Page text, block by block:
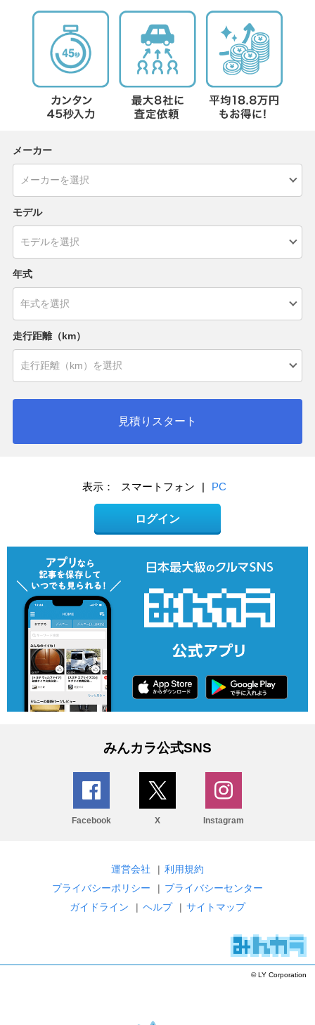
メーカー
モデル
年式
走行距離（km）
見積りスタート
表示： スマートフォン | PC
ログイン
みんカラ公式SNS
Facebook X Instagram
運営会社 | 利用規約
プライバシーポリシー
| プライバシーセンター
ガイドライン
| ヘルプ | サイトマップ
© LY Corporation